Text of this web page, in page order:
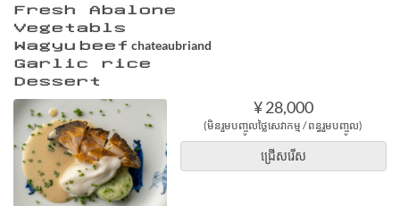
Ｆｒｅｓｈ Ａｂａｌｏｎｅ
Ｖｅｇｅｔａｂｌｓ
Ｗａｇｙｕ ｂｅｅｆ chateaubriand
Ｇａｒｌｉｃ ｒｉｃｅ
Ｄｅｓｓｅｒｔ
¥ 28,000
(មិនរួមបញ្ចូលថ្លៃសេវាកម្ម / ពន្ធរួមបញ្ចូល)
ជ្រើសរើស